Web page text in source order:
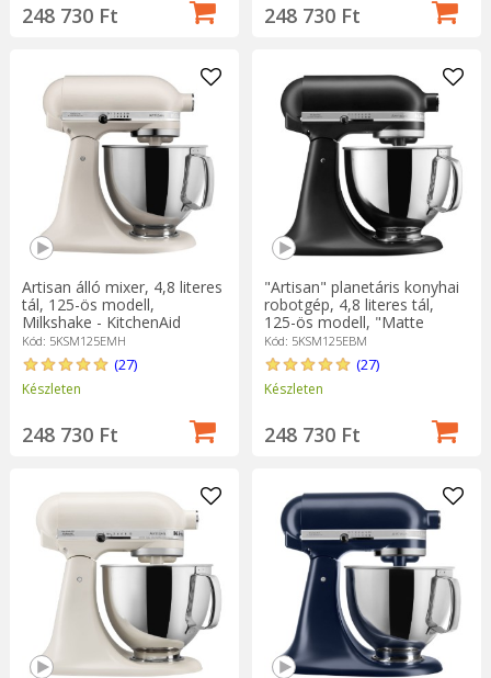
248 730 Ft 248 730 Ft
Artisan álló mixer, 4,8 literes
tál, 125-ös modell,
Milkshake - KitchenAid
Kód: 5KSM125EMH
(27)
Készleten
248 730 Ft
"Artisan" planetáris konyhai
robotgép, 4,8 literes tál,
125-ös modell, "Matte
Black" - KitchenAid
Kód: 5KSM125EBM
(27)
Készleten
248 730 Ft